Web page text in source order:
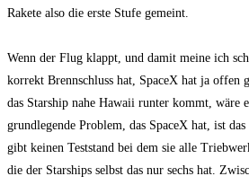
Rakete also die erste Stufe gemeint.
Wenn der Flug klappt, und damit meine ich
korrekt Brennschluss hat, SpaceX hat ja offen
das Starship nahe Hawaii runter kommt, wäre
grundlegende Problem, das SpaceX hat, ist
gibt keinen Teststand bei dem sie alle
die der Starships selbst das nur sechs hat.